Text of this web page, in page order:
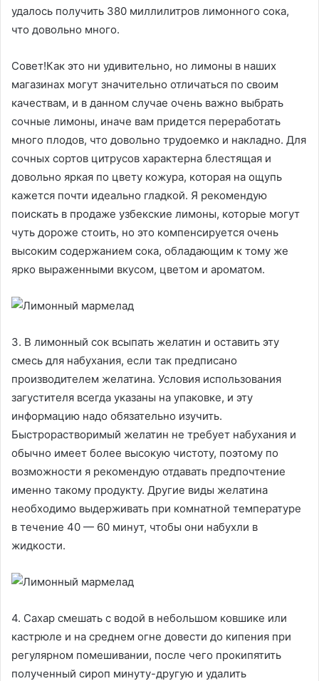
удалось получить 380 миллилитров лимонного сока,
что довольно много.
Совет!Как это ни удивительно, но лимоны в наших
магазинах могут значительно отличаться по своим
качествам, и в данном случае очень важно выбрать
сочные лимоны, иначе вам придется переработать
много плодов, что довольно трудоемко и накладно. Для
сочных сортов цитрусов характерна блестящая и
довольно яркая по цвету кожура, которая на ощупь
кажется почти идеально гладкой. Я рекомендую
поискать в продаже узбекские лимоны, которые могут
чуть дороже стоить, но это компенсируется очень
высоким содержанием сока, обладающим к тому же
ярко выраженными вкусом, цветом и ароматом.
3. В лимонный сок всыпать желатин и оставить эту
смесь для набухания, если так предписано
производителем желатина. Условия использования
загустителя всегда указаны на упаковке, и эту
информацию надо обязательно изучить.
Быстрорастворимый желатин не требует набухания и
обычно имеет более высокую чистоту, поэтому по
возможности я рекомендую отдавать предпочтение
именно такому продукту. Другие виды желатина
необходимо выдерживать при комнатной температуре
в течение 40 — 60 минут, чтобы они набухли в
жидкости.
4. Сахар смешать с водой в небольшом ковшике или
кастрюле и на среднем огне довести до кипения при
регулярном помешивании, после чего прокипятить
полученный сироп минуту-другую и удалить